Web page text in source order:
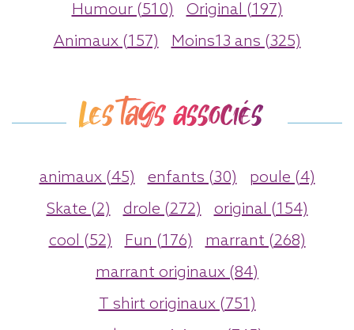
Humour (510)
Original (197)
Animaux (157)
Moins13 ans (325)
Les tags associés
animaux (45) enfants (30)
poule (4)
Skate (2)
drole (272)
original (154)
cool (52)
Fun (176)
marrant (268)
marrant originaux (84)
T shirt originaux (751)